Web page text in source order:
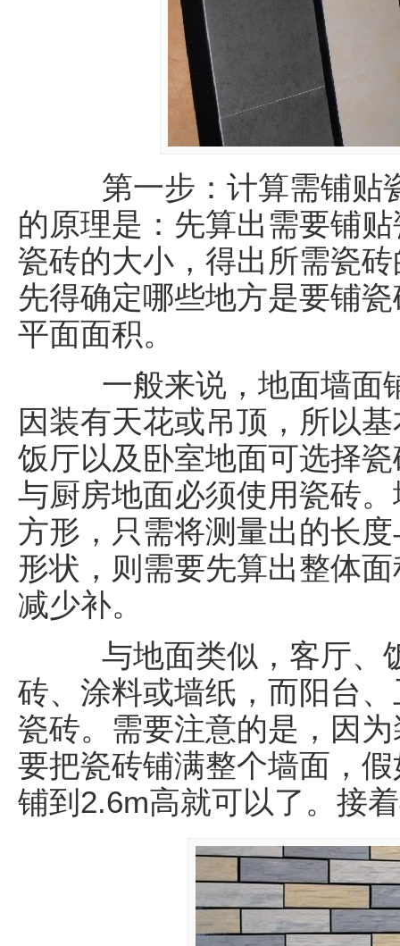
第一步：计算需铺贴
的原理是：先算出需要铺
瓷砖的大小，得出所需瓷
先得确定哪些地方是要铺
平面面积。
一般来说，地面墙面
因装有天花或吊顶，所以
饭厅以及卧室地面可选择
与厨房地面必须使用瓷砖
方形，只需将测量出的长
形状，则需要先算出整体
减少补。
与地面类似，客厅、
砖、涂料或墙纸，而阳台
瓷砖。需要注意的是，因
要把瓷砖铺满整个墙面，
铺到2.6m高就可以了。接